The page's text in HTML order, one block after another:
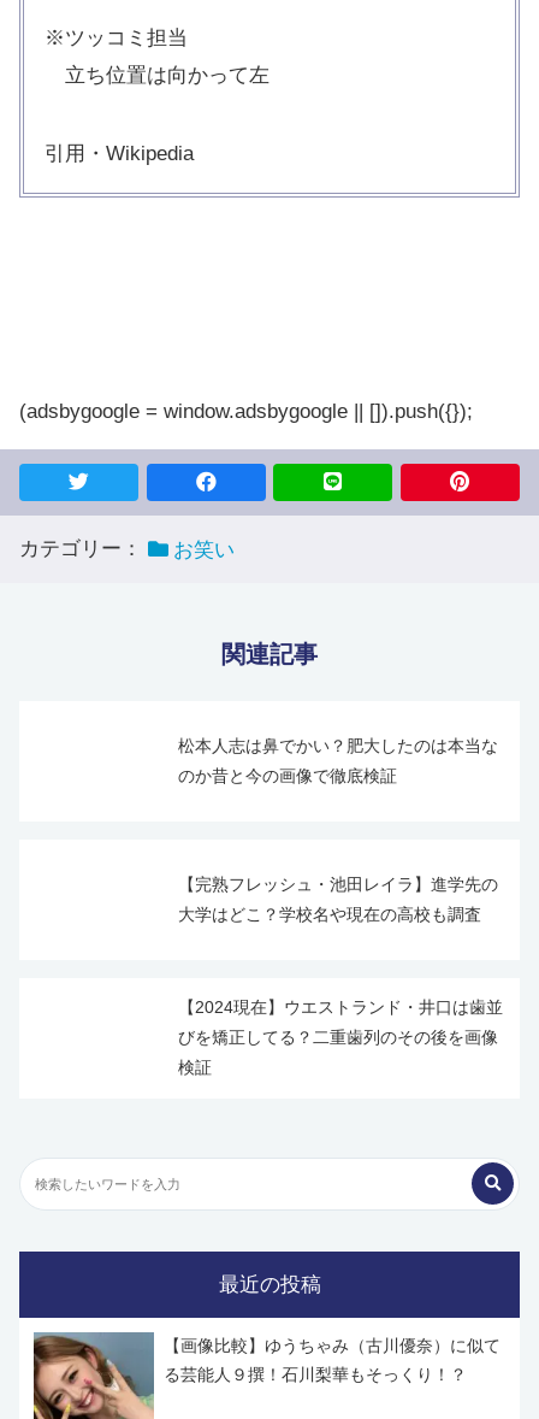
※ツッコミ担当
立ち位置は向かって左
引用・Wikipedia
(adsbygoogle = window.adsbygoogle || []).push({});
カテゴリー： お笑い
関連記事
松本人志は鼻でかい？肥大したのは本当な
のか昔と今の画像で徹底検証
【完熟フレッシュ・池田レイラ】進学先の
大学はどこ？学校名や現在の高校も調査
【2024現在】ウエストランド・井口は歯並
びを矯正してる？二重歯列のその後を画像
検証
最近の投稿
【画像比較】ゆうちゃみ（古川優奈）に似て
る芸能人９撰！石川梨華もそっくり！？